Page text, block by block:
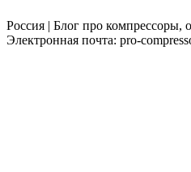
Россия | Блог про компрессоры,
Электронная почта: pro-